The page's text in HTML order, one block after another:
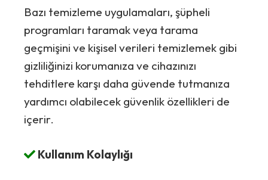
Bazı temizleme uygulamaları, şüpheli
programları taramak veya tarama
geçmişini ve kişisel verileri temizlemek gibi
gizliliğinizi korumanıza ve cihazınızı
tehditlere karşı daha güvende tutmanıza
yardımcı olabilecek güvenlik özellikleri de
içerir.
Kullanım Kolaylığı